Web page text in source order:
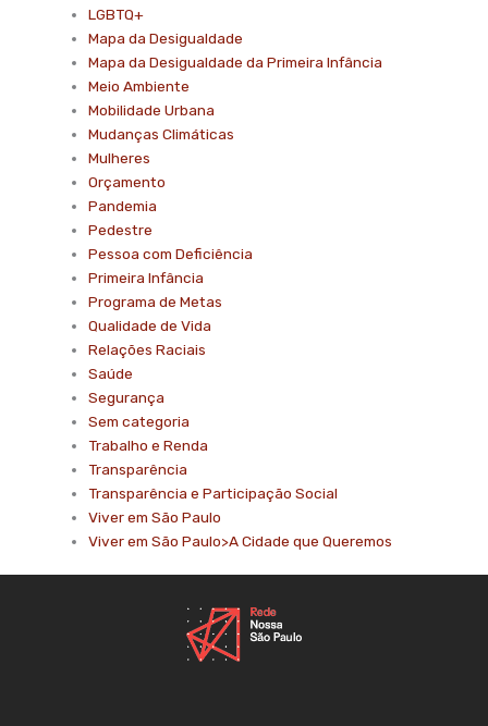
LGBTQ+
Mapa da Desigualdade
Mapa da Desigualdade da Primeira Infância
Meio Ambiente
Mobilidade Urbana
Mudanças Climáticas
Mulheres
Orçamento
Pandemia
Pedestre
Pessoa com Deficiência
Primeira Infância
Programa de Metas
Qualidade de Vida
Relações Raciais
Saúde
Segurança
Sem categoria
Trabalho e Renda
Transparência
Transparência e Participação Social
Viver em São Paulo
Viver em São Paulo>A Cidade que Queremos